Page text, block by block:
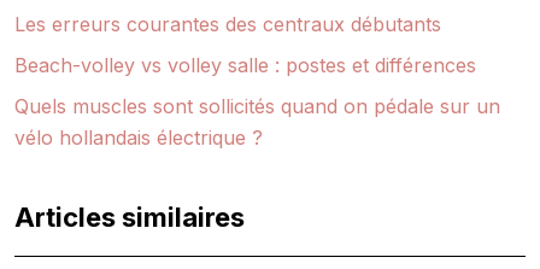
Les erreurs courantes des centraux débutants
Beach-volley vs volley salle : postes et différences
Quels muscles sont sollicités quand on pédale sur un
vélo hollandais électrique ?
Articles similaires